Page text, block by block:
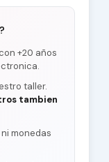
con +20 años
taller.
tambien
monedas